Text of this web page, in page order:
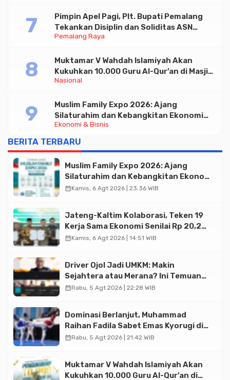
Pemalang Raya
Pimpin Apel Pagi, Plt. Bupati Pemalang
Tekankan Disiplin dan Soliditas ASN
untuk Pelayanan Publik
Nasional
Muktamar V Wahdah Islamiyah Akan
Kukuhkan 10.000 Guru Al-Qur’an di Masjid
Istiqlal
Ekonomi & Bisnis
Muslim Family Expo 2026: Ajang
Silaturahim dan Kebangkitan Ekonomi
Halal di Jakarta
BERITA TERBARU
Muslim Family Expo 2026: Ajang
Silaturahim dan Kebangkitan Ekonomi
Halal di Jakarta
calendar_monthKamis, 6 Agt 2026 | 23:36 WIB
Jateng-Kaltim Kolaborasi, Teken 19
Kerja Sama Ekonomi Senilai Rp 20,2
Triliun
calendar_monthKamis, 6 Agt 2026 | 14:51 WIB
Driver Ojol Jadi UMKM: Makin
Sejahtera atau Merana? Ini Temuan
Diskusi Paramadina
calendar_monthRabu, 5 Agt 2026 | 22:28 WIB
Dominasi Berlanjut, Muhammad
Raihan Fadila Sabet Emas Kyorugi di
Asian Taekwondo Indonesia Open
calendar_monthRabu, 5 Agt 2026 | 21:42 WIB
Muktamar V Wahdah Islamiyah Akan
Kukuhkan 10.000 Guru Al-Qur’an di